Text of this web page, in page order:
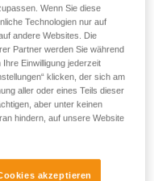
Im Falle eines
Abseilfahrt (mehr
das Gerät am Seil und
ermöglicht
Sturzhöhe zu
das Passieren
Gerät vor Herabfallen
das
auch in
verwendet werden.
Wenn Sie diese
Technologien nur auf
andere Websites. Die
Partner werden Sie während
Einwilligung jederzeit
klicken, der sich am
aller oder eines Teils dieser
aber unter keinen
hindern, auf unsere Website
akzeptieren